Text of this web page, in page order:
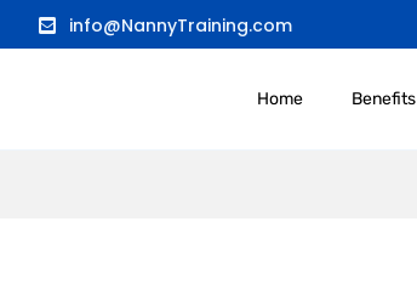
info@NannyTraining.com
Home Benefits